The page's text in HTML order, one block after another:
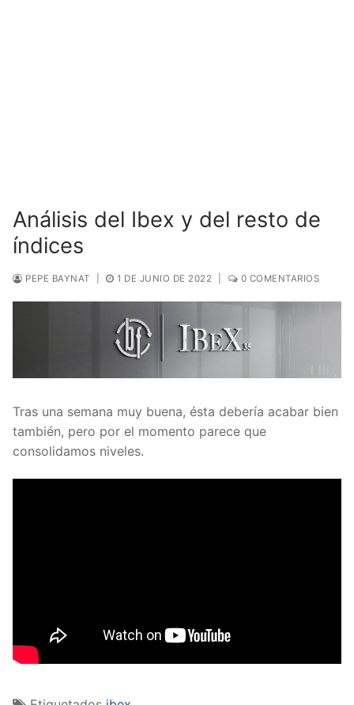
Análisis del Ibex y del resto de
índices
PEPE BAYNAT 1 DE JUNIO DE 2022 0 COMENTARIOS
Tras una semana muy buena, ésta debería acabar bien
también, pero por el momento parece que
consolidamos niveles.